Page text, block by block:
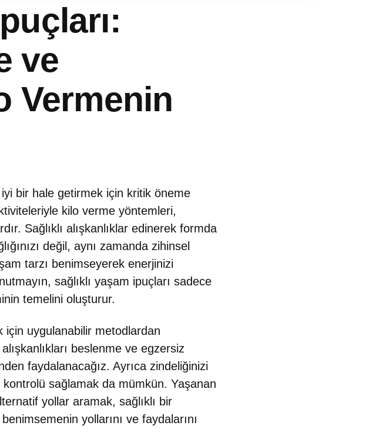
ve
Vermenin
iyi bir hale getirmek için kritik öneme
kilo verme yöntemleri,
Sağlıklı alışkanlıklar edinerek formda
değil, aynı zamanda zihinsel
tarzı benimseyerek enerjinizi
sağlıklı yaşam ipuçları sadece
temelini oluşturur.
için uygulanabilir metodlardan
beslenme ve egzersiz
faydalanacağız. Ayrıca zindeliğinizi
sağlamak da mümkün. Yaşanan
yollar aramak, sağlıklı bir
yollarını ve faydalarını